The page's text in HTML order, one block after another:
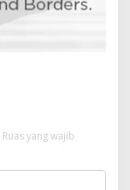
Ruas yang wajib